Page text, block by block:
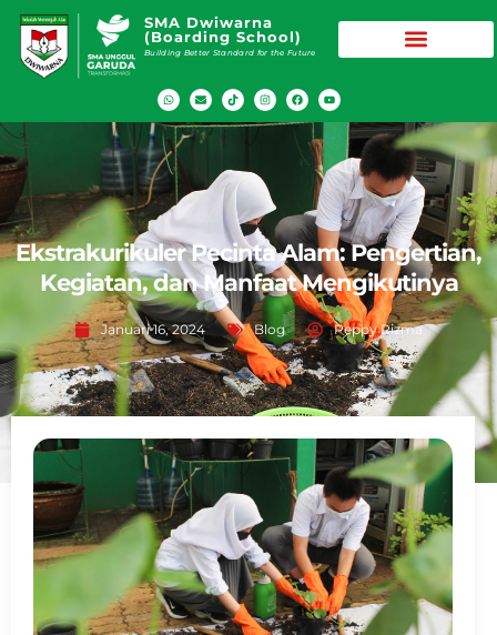
SMA Dwiwarna
(Boarding School)
Building Better Standard for the Future
Ekstrakurikuler Pecinta Alam: Pengertian,
Kegiatan, dan Manfaat Mengikutinya
Januari 16, 2024 Blog Peppy Rizma